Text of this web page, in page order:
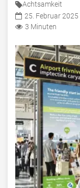
Achtsamkeit
25. Februar 2025
3 Minuten